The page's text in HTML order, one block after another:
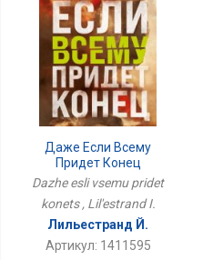
Даже Если Всему
Придет Конец
Dazhe esli vsemu pridet
konets , Lil'estrand I.
Лильестранд Й.
Артикул: 1411595